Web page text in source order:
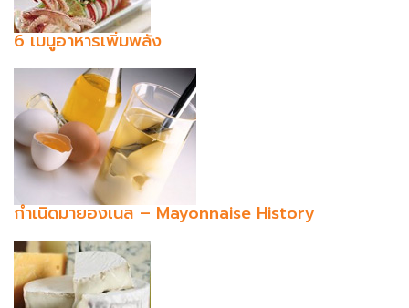
6 เมนูอาหารเพิ่มพลัง
กำเนิดมายองเนส – Mayonnaise History